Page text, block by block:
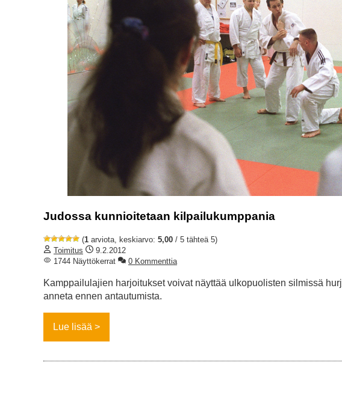
Judossa kunnioitetaan kilpailukumppania
(1 arviota, keskiarvo: 5,00 / 5 tähteä 5)
Toimitus
9.2.2012
1744 Näyttökerrat
0 Kommenttia
Kamppailulajien harjoitukset voivat näyttää ulkopuolisten silmissä
anneta ennen antautumista.
Lue lisää